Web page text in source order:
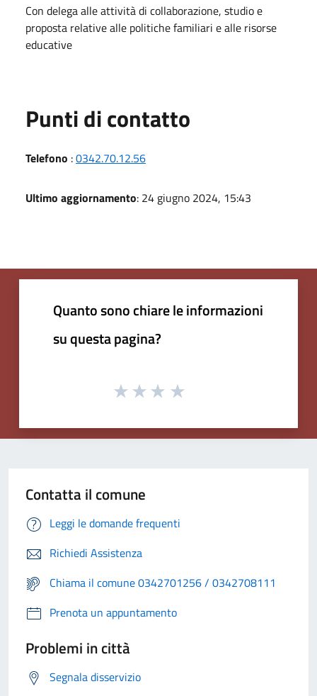
Con delega alle attività di collaborazione, studio e
proposta relative alle politiche familiari e alle risorse
educative
Punti di contatto
Telefono :0342.70.12.56
Ultimo aggiornamento: 24 giugno 2024, 15:43
Quanto sono chiare le informazioni
su questa pagina?
Contatta il comune
Leggi le domande frequenti
Richiedi Assistenza
Chiama il comune 0342701256 / 0342708111
Prenota un appuntamento
Problemi in città
Segnala disservizio